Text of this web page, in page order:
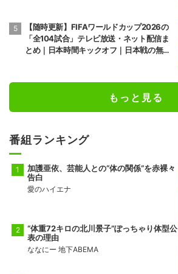
【随時更新】FIFAワールドカップ2026の
「全104試合」テレビ放送・ネット配信ま
とめ｜日本時間キックオフ｜日本戦の無料
もっと見る
番組ランキング
加護亜依、芸能人との“体の関係”を赤裸々
告白
愛のハイエナ
“体重72キロの北川景子”ぽっちゃり体型公
表の理由
ななにー 地下ABEMA